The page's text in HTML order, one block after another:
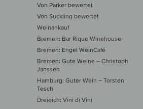
Von Parker bewertet
Von Suckling bewertet
Weinankauf
Bremen: Bar Rique Winehouse
Bremen: Engel WeinCafé
Bremen: Gute Weine – Christoph
Janssen
Hamburg: Guter Wein – Torsten
Tesch
Dreieich: Vini di Vini